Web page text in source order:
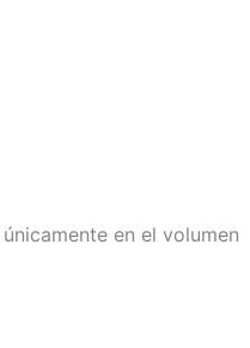
en el volumen